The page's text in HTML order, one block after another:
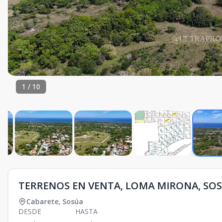
1 / 10
TERRENOS EN VENTA, LOMA MIRONA,
Cabarete, Sosúa
DESDE
HASTA